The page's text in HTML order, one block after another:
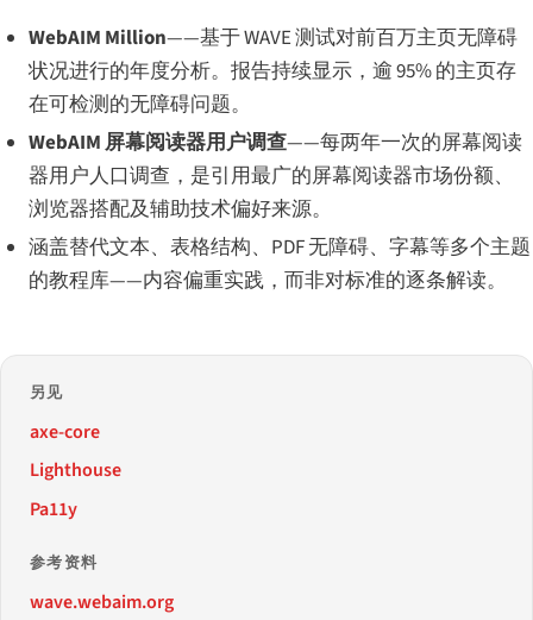
WebAIM Million——基于 WAVE 测试对前百万主页无障碍
状况进行的年度分析。报告持续显示，逾 95% 的主页存
在可检测的无障碍问题。
WebAIM 屏幕阅读器用户调查——每两年一次的屏幕阅读
器用户人口调查，是引用最广的屏幕阅读器市场份额、
浏览器搭配及辅助技术偏好来源。
涵盖替代文本、表格结构、PDF 无障碍、字幕等多个主题
的教程库——内容偏重实践，而非对标准的逐条解读。
另见
axe-core
Lighthouse
Pa11y
参考资料
wave.webaim.org